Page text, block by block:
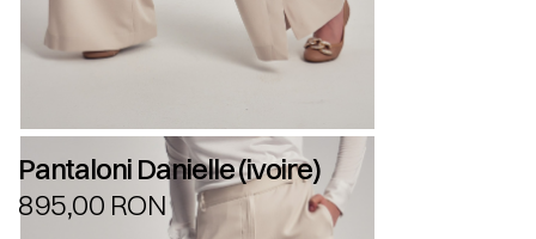
Pantaloni Danielle (ivoire)
895,00 RON